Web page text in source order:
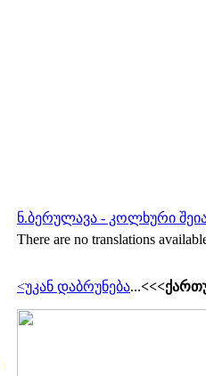
ნ.ბერულავა - კოლხური
There are no translations
<უკან დაბრუნება...